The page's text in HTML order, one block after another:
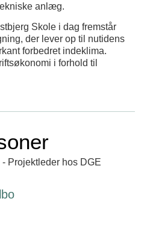
anlæg.
Skole i dag fremstår
der lever op til nutidens
forbedret indeklima.
i forhold til